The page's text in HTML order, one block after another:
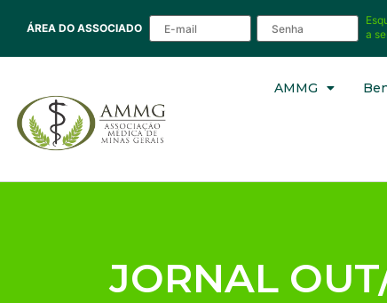
ÁREA DO ASSOCIADO
a
AMMG
JORNAL